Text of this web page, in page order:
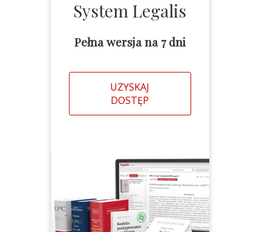
System Legalis
Pełna wersja na 7 dni
UZYSKAJ
DOSTĘP